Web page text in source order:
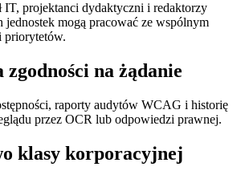
IT, projektanci dydaktyczni i redaktorzy
jednostek mogą pracować ze wspólnym
priorytetów.
na żądanie
raporty audytów WCAG i historię
przez OCR lub odpowiedzi prawnej.
klasy korporacyjnej